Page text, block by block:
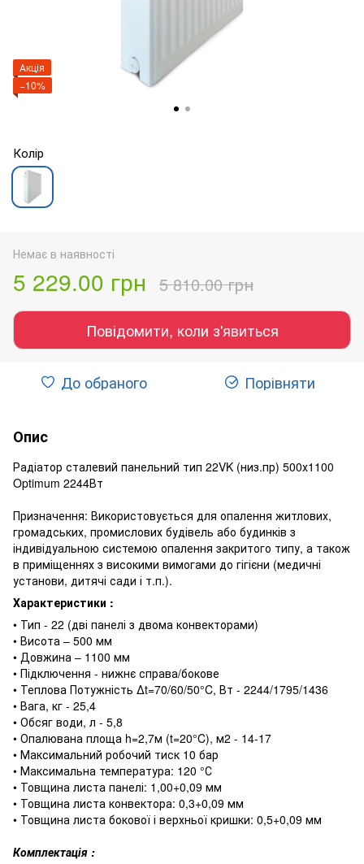
Акція
−10%
Колір
Немає в наявності
5 229.00 грн 5 810.00 грн
Повідомити, коли з'явиться
До обраного Порівняти
Опис
Радіатор сталевий панельний тип 22VK (низ.пр) 500х1100
Optimum 2244Вт
Призначення: Використовується для опалення житлових,
громадських, промислових будівель або будинків з
індивідуальною системою опалення закритого типу, а також
в приміщеннях з високими вимогами до гігієни (медичні
установи, дитячі сади і т.п.).
Характеристики :
• Тип - 22 (дві панелі з двома конвекторами)
• Висота – 500 мм
• Довжина – 1100 мм
• Підключення - нижнє справа/бокове
• Теплова Потужність ∆t=70/60/50°C, Вт - 2244/1795/1436
• Вага, кг - 25,4
• Обсяг води, л - 5,8
• Опалювана площа h=2,7м (t=20°C), м2 - 14-17
• Максимальний робочий тиск 10 бар
• Максимальна температура: 120 °С
• Товщина листа панелі: 1,00+0,09 мм
• Товщина листа конвектора: 0,3+0,09 мм
• Товщина листа бокової і верхньої кришки: 0,5+0,09 мм
Комплектація :